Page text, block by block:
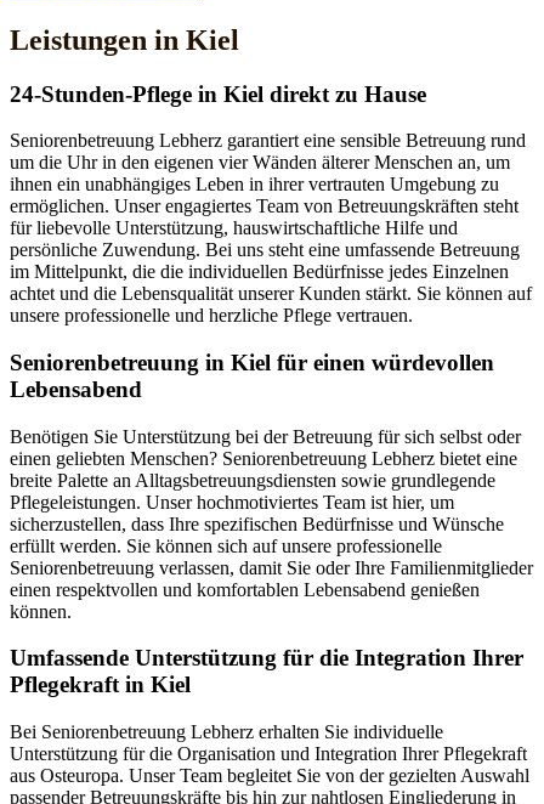
Leistungen in Kiel
24-Stunden-Pflege in Kiel direkt zu Hause
Seniorenbetreuung Lebherz garantiert eine sensible Betreuung rund
um die Uhr in den eigenen vier Wänden älterer Menschen an, um
ihnen ein unabhängiges Leben in ihrer vertrauten Umgebung zu
ermöglichen. Unser engagiertes Team von Betreuungskräften steht
für liebevolle Unterstützung, hauswirtschaftliche Hilfe und
persönliche Zuwendung. Bei uns steht eine umfassende Betreuung
im Mittelpunkt, die die individuellen Bedürfnisse jedes Einzelnen
achtet und die Lebensqualität unserer Kunden stärkt. Sie können auf
unsere professionelle und herzliche Pflege vertrauen.
Senioren­betreuung in Kiel für einen würdevollen
Lebensabend
Benötigen Sie Unterstützung bei der Betreuung für sich selbst oder
einen geliebten Menschen? Seniorenbetreuung Lebherz bietet eine
breite Palette an Alltagsbetreuungsdiensten sowie grundlegende
Pflegeleistungen. Unser hochmotiviertes Team ist hier, um
sicherzustellen, dass Ihre spezifischen Bedürfnisse und Wünsche
erfüllt werden. Sie können sich auf unsere professionelle
Seniorenbetreuung verlassen, damit Sie oder Ihre Familienmitglieder
einen respektvollen und komfortablen Lebensabend genießen
können.
Umfassende Unterstützung für die Integration Ihrer
Pflegekraft in Kiel
Bei Seniorenbetreuung Lebherz erhalten Sie individuelle
Unterstützung für die Organisation und Integration Ihrer Pflegekraft
aus Osteuropa. Unser Team begleitet Sie von der gezielten Auswahl
passender Betreuungskräfte bis hin zur nahtlosen Eingliederung in